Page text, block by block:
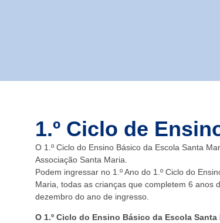
1.º Ciclo de
O 1.º Ciclo do Ensino Básico da Escola Santa
Associação Santa Maria.
Podem ingressar no 1.º Ano do 1.º Ciclo do
Maria, todas as crianças que completem 6 anos
dezembro do ano de ingresso.
O 1.º Ciclo do Ensino Básico da Escola